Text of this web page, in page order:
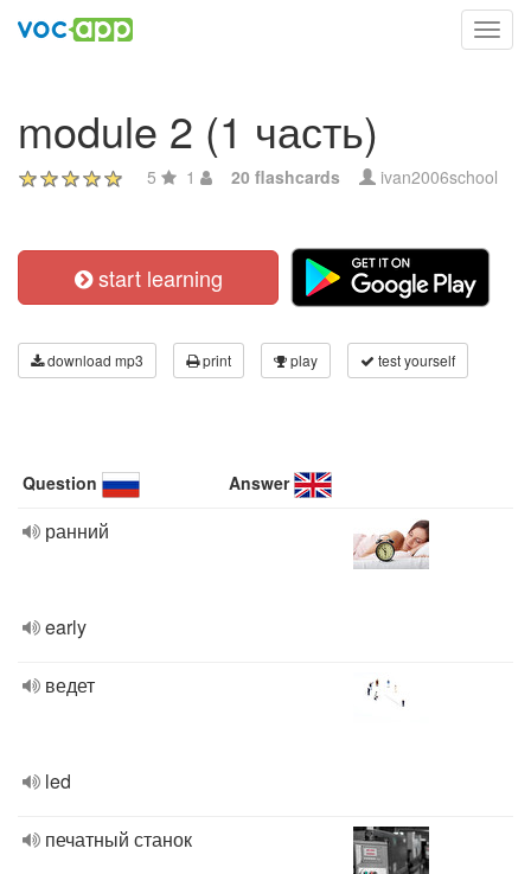
module 2 (1 часть)
5 1 20 flashcards ivan2006school
start learning
download mp3 print play test yourself
Question Answer
ранний
early
ведет
led
печатный станок